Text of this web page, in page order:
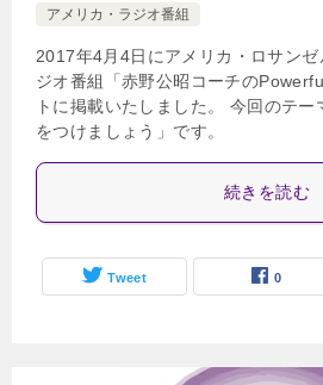
アメリカ・ラジオ番組
2017年4月4日にアメリカ・ロサン
ジオ番組「赤野公昭コーチの
トに掲載いたしました。 今回のテ
をつけましょう」です。
続きを読む
Tweet 0